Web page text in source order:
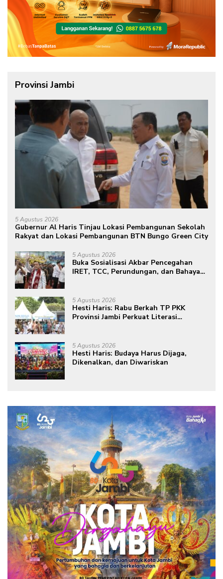
Provinsi Jambi
5 Agustus 2026
Gubernur Al Haris Tinjau Lokasi Pembangunan Sekolah
Rakyat dan Lokasi Pembangunan BTN Bungo Green City
5 Agustus 2026
Buka Sosialisasi Akbar Pencegahan
IRET, TCC, Perundungan, dan Bahaya
masa depan sudah ada di tangan”
5 Agustus 2026
Hesti Haris: Rabu Berkah TP PKK
Provinsi Jambi Perkuat Literasi
5 Agustus 2026
Hesti Haris: Budaya Harus Dijaga,
Dikenalkan, dan Diwariskan